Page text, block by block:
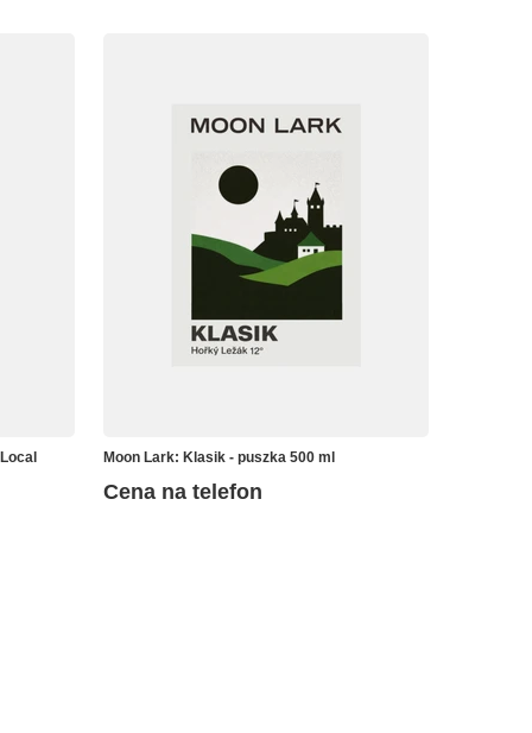
Moon Lark: Klasik - puszka 500 ml
Cena na telefon